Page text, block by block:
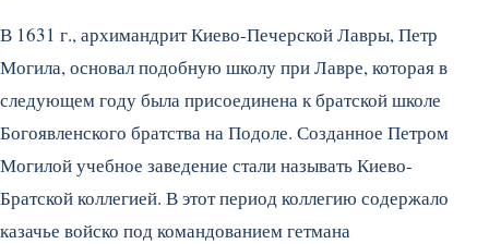
В 1631 г., архимандрит Киево-Печерской Лавры, Петр
Могила, основал подобную школу при Лавре, которая в
следующем году была присоединена к братской школе
Богоявленского братства на Подоле. Созданное Петром
Могилой учебное заведение стали называть Киево-
Братской коллегией. В этот период коллегию содержало
казачье войско под командованием гетмана